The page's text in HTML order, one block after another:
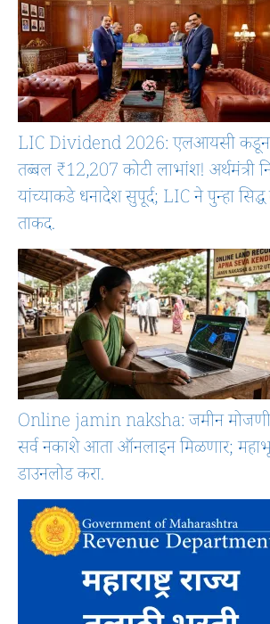
LIC Dividend 2026: एलआयसी कडून
तब्बल ₹12,207 कोटी लाभांश! अर्थमंत्री
यांच्याकडे धनादेश सुपूर्द; LIC ने पुन्हा
ताकद.
Online jamin naksha: जमीन
सर्व नकाशे आता ऑनलाइन मिळणार;
डाउनलोड करा.